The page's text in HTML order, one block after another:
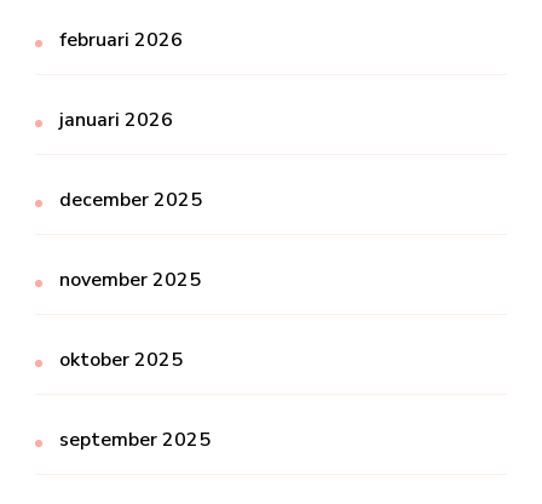
februari 2026
januari 2026
december 2025
november 2025
oktober 2025
september 2025